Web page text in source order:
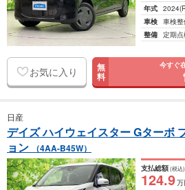
年式 2024
車検 車検
整備 定期
お気に入り 無
料
今すぐ
日産
デイズ ハイウェイスター Gターボ
ョン
（4AA-B45W）
支払総額(税込)
124.9万